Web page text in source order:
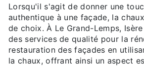
Lorsqu'il s'agit de donner une
authentique à une façade, la
de choix. À Le Grand-Lemps,
des services de qualité pour la
restauration des façades en
la chaux, offrant ainsi un aspect